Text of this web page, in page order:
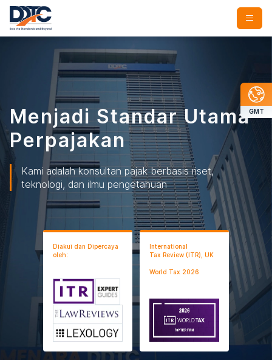
GMT
Menjadi Standar Utama
Perpajakan
Kami adalah konsultan pajak berbasis riset,
teknologi, dan ilmu pengetahuan
Diakui dan Dipercaya
oleh:
International
Tax Review (ITR), UK
World Tax 2026